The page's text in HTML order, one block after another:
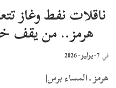
ناقلات نفط وغاز
هرمز.. من يقف
في 7-يوليو- 2026
هرمز ـ المساء برس|